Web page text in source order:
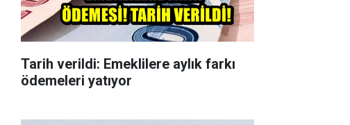
Tarih verildi: Emeklilere aylık farkı
ödemeleri yatıyor